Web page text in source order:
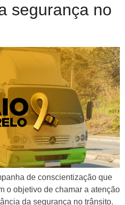
segurança no
de conscientização que
o objetivo de chamar a atenção
da segurança no trânsito.